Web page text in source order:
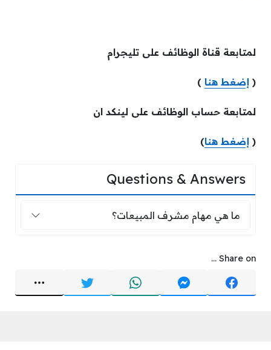
لمتابعة قناة الوظائف على تليجرام
( إضغط هنا )
لمتابعة حساب الوظائف على لينكد ان
( إضغط هنا)
Questions & Answers
ما هي مهام مشرف المبيعات؟
ما هي مهام مشرف المبيعات؟
Share on ...